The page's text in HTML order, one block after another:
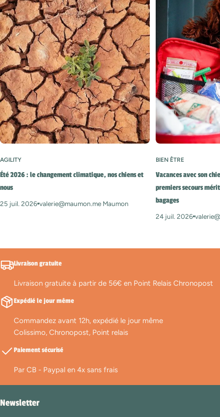
AGILITY
Été 2026 : le changement climatique, nos chiens et
nous
25 juil. 2026 valerie@maumon.me Maumon
BIEN ÊTRE
Vacances avec son
premiers secours
bagages
24 juil. 2026
Livraison gratuite
Livraison gratuite à partir de 56€ en Point Relais Chronopost
Expédié le jour même
Commandez avant 12h, expédié le jour même
Colissimo, Chronopost, Point relais
Paiement sécurisé
Par CB - Paypal en 4x sans frais
Newsletter